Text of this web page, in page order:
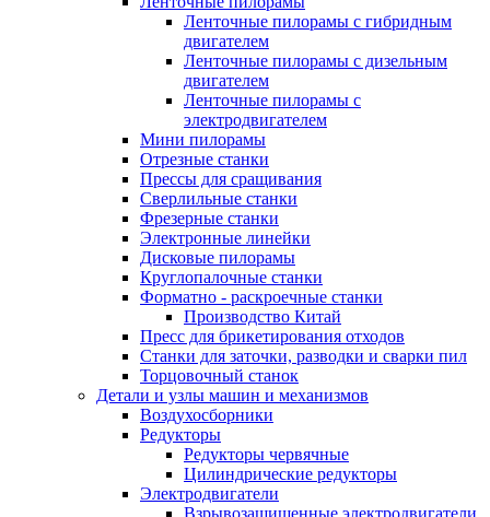
Ленточные пилорамы с гибридным
двигателем
Ленточные пилорамы с дизельным
двигателем
Ленточные пилорамы с
электродвигателем
Мини пилорамы
Отрезные станки
Прессы для сращивания
Сверлильные станки
Фрезерные станки
Электронные линейки
Дисковые пилорамы
Круглопалочные станки
Форматно - раскроечные станки
Производство Китай
Пресс для брикетирования отходов
Станки для заточки, разводки и сварки пил
Торцовочный станок
Детали и узлы машин и механизмов
Воздухосборники
Редукторы
Редукторы червячные
Цилиндрические редукторы
Электродвигатели
Взрывозащищенные электродвигатели